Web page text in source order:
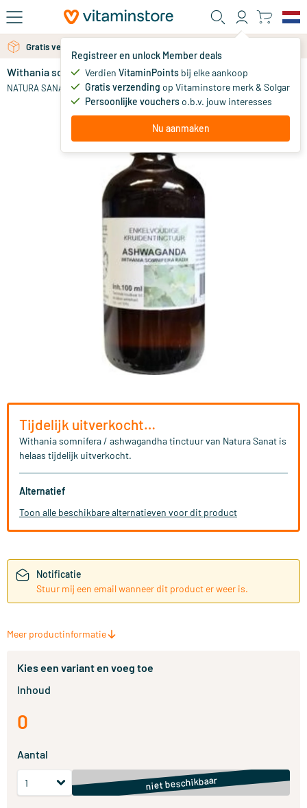
Ga naar de hoofdinhoud
Registreer en unlock Member deals
Verdien VitaminPoints bij elke aankoop
Gratis verzending op Vitaminstore merk & Solgar
Persoonlijke voucherso.b.v. jouw interesses
Nu aanmaken
Gratis verzending vanaf 25 euro
Gratis persoonlijk advies via chat of email
Withania somnifera / ashwagandha tinctuur
NATURA SANAT
Tijdelijk uitverkocht…
Withania somnifera / ashwagandha tinctuur van Natura Sanat is
helaas tijdelijk uitverkocht.
Alternatief
Toon alle beschikbare alternatieven voor dit product
Notificatie
Stuur mij een email wanneer dit product er weer is.
Meer productinformatie
Kies een variant en voeg toe
Inhoud
0
Aantal
niet beschikbaar